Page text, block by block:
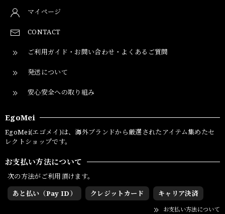
マイページ
CONTACT
ご利用ガイド・お問い合わせ・よくあるご質問
発送について
安心安全への取り組み
EgoMei
EgoMei(エゴメイ)は、海外ブランドから厳選されたアイテム集めたセ
レクトショップです。
お支払い方法について
次の方法がご利用頂けます。
あと払い（Pay ID）
クレジットカード キャリア決済
お支払い方法について